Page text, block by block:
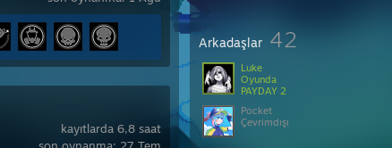
Arkadaşlar 42
Luke
Oyunda
PAYDAY 2
Pocket
Çevrimdışı
kayıtlarda 6,8 saat